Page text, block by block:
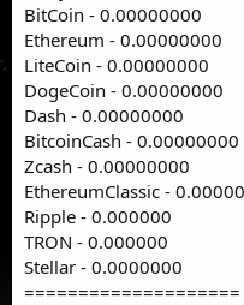
BitCoin - 0.00000000
Ethereum - 0.00000000
LiteCoin - 0.00000000
DogeCoin - 0.00000000
Dash - 0.00000000
BitcoinCash - 0.00000000
Zcash - 0.00000000
EthereumClassic -
Ripple - 0.000000
TRON - 0.000000
Stellar - 0.0000000
====================